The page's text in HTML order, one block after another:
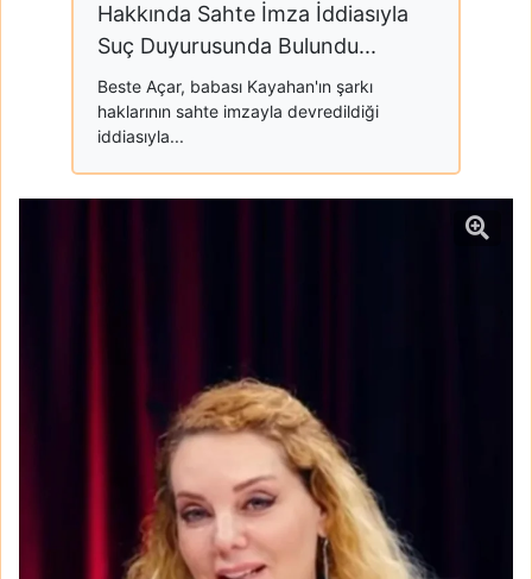
Hakkında Sahte İmza İddiasıyla
Suç Duyurusunda Bulundu...
Beste Açar, babası Kayahan'ın şarkı
haklarının sahte imzayla devredildiği
iddiasıyla...